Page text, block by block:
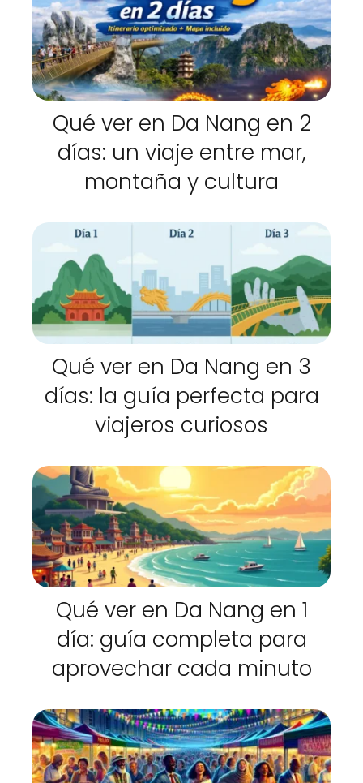
Qué ver en Da Nang en 2
días: un viaje entre mar,
montaña y cultura
Qué ver en Da Nang en 3
días: la guía perfecta para
viajeros curiosos
Qué ver en Da Nang en 1
día: guía completa para
aprovechar cada minuto